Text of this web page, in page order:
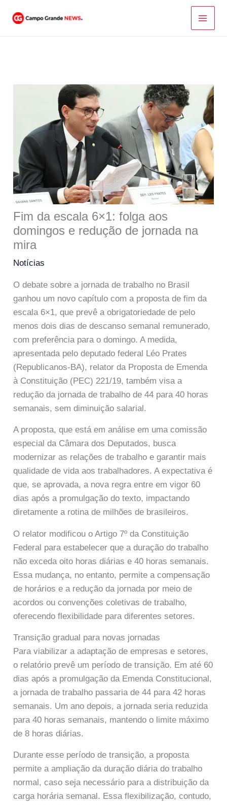
para
Fim da escala 6×1: folga aos
domingos e redução de jornada na
mira
Notícias
O debate sobre a jornada de trabalho no Brasil
ganhou um novo capítulo com a proposta de fim da
escala 6×1, que prevê a obrigatoriedade de pelo
menos dois dias de descanso semanal remunerado,
com preferência para o domingo. A medida,
apresentada pelo deputado federal Léo Prates
(Republicanos-BA), relator da Proposta de Emenda
à Constituição (PEC) 221/19, também visa a
redução da jornada de trabalho de 44 para 40 horas
semanais, sem diminuição salarial.
A proposta, que está em análise em uma comissão
especial da Câmara dos Deputados, busca
modernizar as relações de trabalho e garantir mais
qualidade de vida aos trabalhadores. A expectativa é
que, se aprovada, a nova regra entre em vigor 60
dias após a promulgação do texto, impactando
diretamente a rotina de milhões de brasileiros.
O relator modificou o Artigo 7º da Constituição
Federal para estabelecer que a duração do trabalho
não exceda oito horas diárias e 40 horas semanais.
Essa mudança, no entanto, permite a compensação
de horários e a redução da jornada por meio de
acordos ou convenções coletivas de trabalho,
oferecendo flexibilidade para diferentes setores.
Transição gradual para novas jornadas
Para viabilizar a adaptação de empresas e setores,
o relatório prevê um período de transição. Em até 60
dias após a promulgação da Emenda Constitucional,
a jornada de trabalho passaria de 44 para 42 horas
semanais. Um ano depois, a jornada seria reduzida
para 40 horas semanais, mantendo o limite máximo
de 8 horas diárias.
Durante esse período de transição, a proposta
permite a ampliação da duração diária do trabalho
normal, caso seja necessário para a distribuição da
carga horária semanal. Essa flexibilização, contudo,